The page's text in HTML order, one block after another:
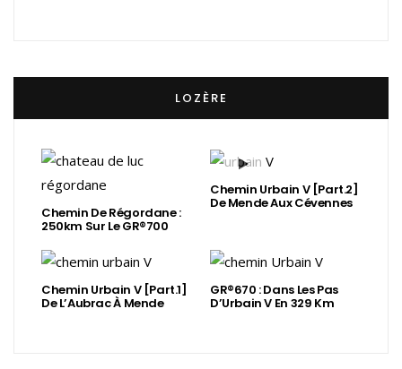
LOZÈRE
Chemin De Régordane :
250km Sur Le GR®700
Chemin Urbain V [Part.2]
De Mende Aux Cévennes
Chemin Urbain V [Part.1]
De L’Aubrac À Mende
GR®670 : Dans Les Pas
D’Urbain V En 329 Km